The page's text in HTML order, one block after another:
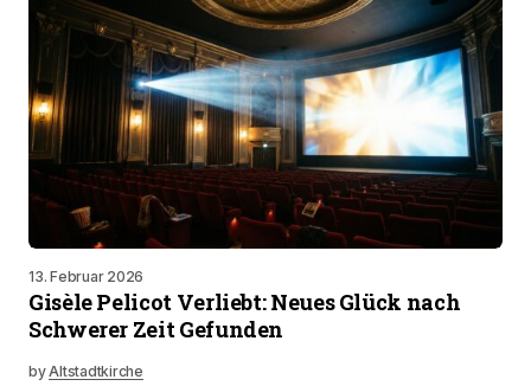
13. Februar 2026
Gisèle Pelicot Verliebt: Neues Glück nach
Schwerer Zeit Gefunden
byAltstadtkirche